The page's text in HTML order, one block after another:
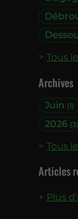
Tous
Archives
Juin (1)
2026 (3)
Tous
Articles
Plus